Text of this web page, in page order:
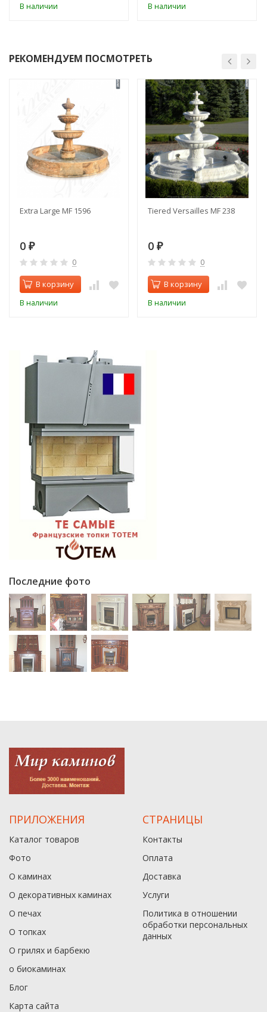
В наличии В наличии
РЕКОМЕНДУЕМ ПОСМОТРЕТЬ
Extra Large MF 1596
0 ₽
0
В корзину
В наличии
Tiered Versailles MF 238
0 ₽
0
В корзину
В наличии
Последние фото
ПРИЛОЖЕНИЯ
Каталог товаров
Фото
О каминах
О декоративных каминах
О печах
О топках
О грилях и барбекю
о биокаминах
Блог
Карта сайта
СТРАНИЦЫ
Контакты
Оплата
Доставка
Услуги
Политика в отношении
обработки персональных
данныx